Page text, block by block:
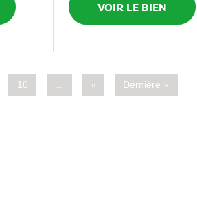
VOIR LE BIEN
10 ... » Dernière »